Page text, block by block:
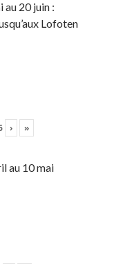
20 juin :
Lofoten
› »
au 10 mai